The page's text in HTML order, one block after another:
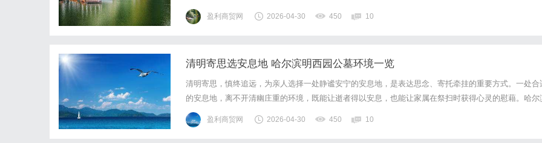
盈利商贸网 2026-04-30 450 10
清明寄思选安息地 哈尔滨明西园公墓环境一览
清明寄思，慎终追远，为亲人选择一处静谧安宁的安息地，是表达思念、寄托牵挂的重要方式。一处合
的安息地，离不开清幽庄重的环境，既能让逝者得以安息，也能让家属在祭扫时获得心灵的慰藉。哈尔
明西园公墓，以得天独厚的自然与人文环境，成为清明寄思选安息地的优质选择，以下为大家带来明西
公墓环境一览。
盈利商贸网 2026-04-30 450 10